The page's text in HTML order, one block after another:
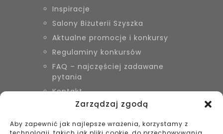
Zarządzaj zgodą
Aby zapewnić jak najlepsze wrażenia, korzystamy z
Inspiracje
Salony Biżuterii Szyszka
Aktualne promocje i konkursy
Regulaminy konkursów
FAQ – najczęściej zadawane
pytania
Kontakt
KONTAKT